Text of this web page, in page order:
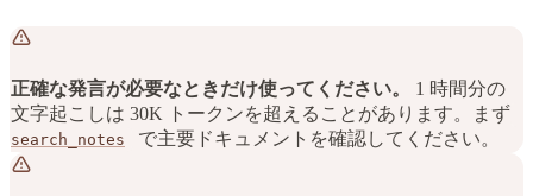
正確な発言が必要なときだけ使ってください。
1 時間分の
文字起こしは 30K トークンを超えることがあります。まず
search_notes で主要ドキュメントを確認してください。